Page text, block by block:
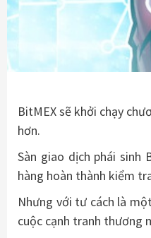
BitMEX sẽ khởi chạy
hơn.
Sàn giao dịch phái sinh
hàng hoàn thành kiểm
Nhưng với tư cách là
cuộc cạnh tranh thương